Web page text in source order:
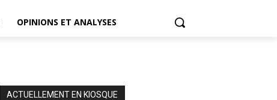
OPINIONS ET ANALYSES
ACTUELLEMENT EN KIOSQUE